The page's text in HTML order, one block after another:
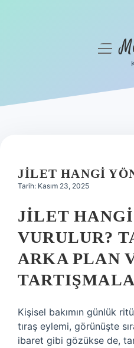
Hakkımızda
menüyü
JILET HANGI
Tarih: Kasım 23, 2025
JILET
VURULUR?
ARKA PLAN
Kişisel bakımın günlük
tıraş eylemi, görünüşte
ibaret gibi gözükse de,